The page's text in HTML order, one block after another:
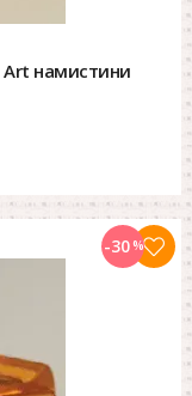
Art намистини
-30%